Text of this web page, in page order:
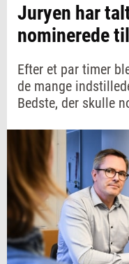
Juryen har
nominerede
Efter et par timer
de mange
Bedste, der skulle